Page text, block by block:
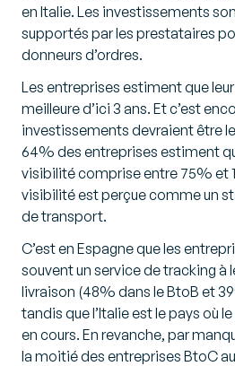
en Italie. Les investissements
supportés par les prestataires
donneurs d’ordres.
Les entreprises estiment que
meilleure d’ici 3 ans. Et c’est
investissements devraient être
64% des entreprises estiment
visibilité comprise entre 75% et
visibilité est perçue comme un
de transport.
C’est en Espagne que les
souvent un service de tracking à
livraison (48% dans le BtoB et
tandis que l’Italie est le pays où
en cours. En revanche, par
la moitié des entreprises BtoC